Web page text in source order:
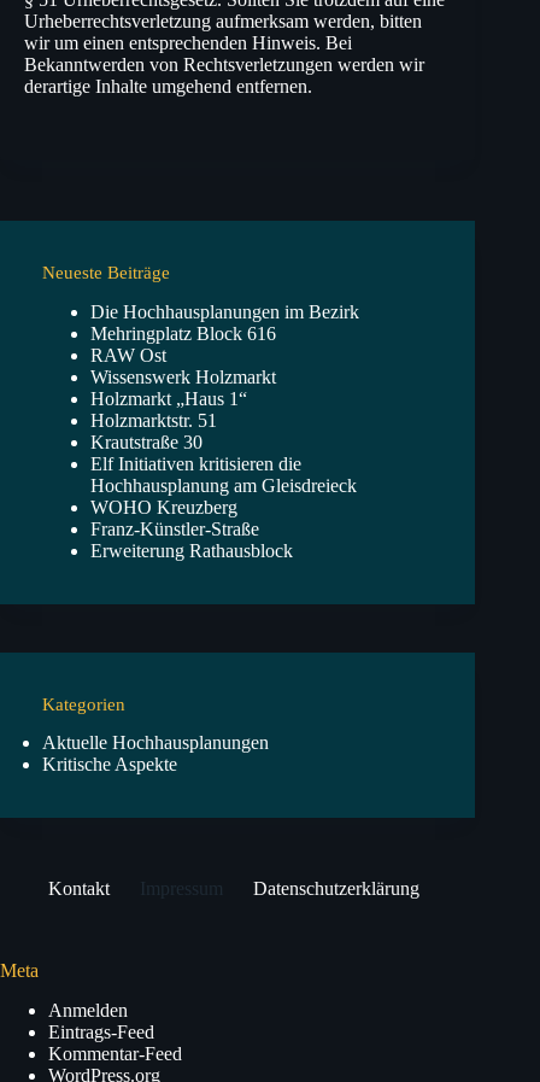
Urheberrechtsverletzung aufmerksam werden, bitten
wir um einen entsprechenden Hinweis. Bei
Bekanntwerden von Rechtsverletzungen werden wir
derartige Inhalte umgehend entfernen.
Neueste Beiträge
Die Hochhausplanungen im Bezirk
Mehringplatz Block 616
RAW Ost
Wissenswerk Holzmarkt
Holzmarkt „Haus 1“
Holzmarktstr. 51
Krautstraße 30
Elf Initiativen kritisieren die
Hochhausplanung am Gleisdreieck
WOHO Kreuzberg
Franz-Künstler-Straße
Erweiterung Rathausblock
Kategorien
Aktuelle Hochhausplanungen
Kritische Aspekte
Kontakt Impressum Datenschutzerklärung
Meta
Anmelden
Eintrags-Feed
Kommentar-Feed
WordPress.org